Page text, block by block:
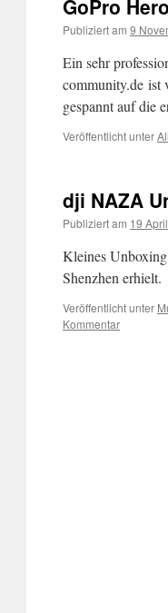
GoPro
Publiziert am 9
Ein sehr
community.de ist
gespannt auf die
Veröffentlicht unter
dji NAZA
Publiziert am 19
Kleines
Shenzhen erhielt.
Veröffentlicht unter
Kommentar